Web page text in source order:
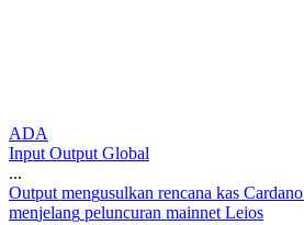
ADA
Input Output Global
...
Output mengusulkan rencana kas Cardano
menjelang peluncuran mainnet Leios